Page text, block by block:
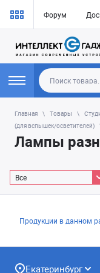
Форум
Главная Товары
(для вспышек/осветителей)
Лампы
Все
Продукции в данном
Екатеринбург